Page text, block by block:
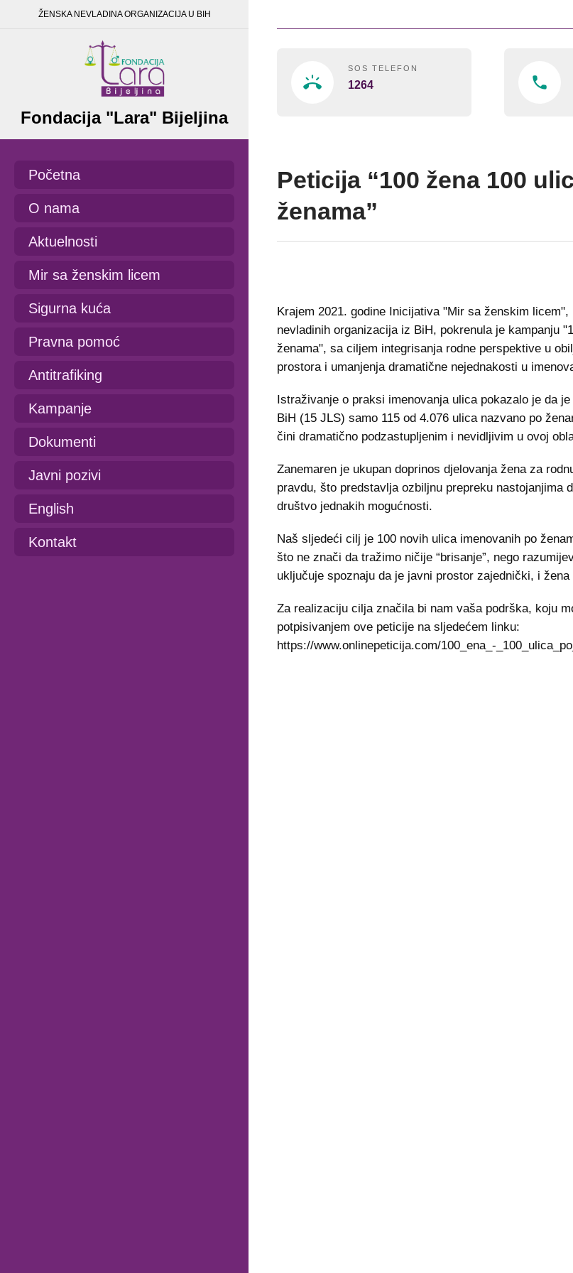
SOS TELEFON
1264
ŽENSKA NEVLADINA ORGANIZACIJA U BIH
Fondacija "Lara" Bijeljina
Početna
O nama
Aktuelnosti
Mir sa ženskim licem
Sigurna kuća
Pravna pomoć
Antitrafiking
Kampanje
Dokumenti
Javni pozivi
English
Kontakt
Peticija “100 žena 100
ženama”
Krajem 2021. godine Inicijativa "Mir sa ženskim
nevladinih organizacija iz BiH, pokrenula je kampanju
ženama", sa ciljem integrisanja rodne perspektive u
prostora i umanjenja dramatične nejednakosti u
Istraživanje o praksi imenovanja ulica pokazalo je da
BiH (15 JLS) samo 115 od 4.076 ulica nazvano po
čini dramatično podzastupljenim i nevidljivim u ovoj
Zanemaren je ukupan doprinos djelovanja žena za
pravdu, što predstavlja ozbiljnu prepreku nastojanjima
društvo jednakih mogućnosti.
Naš sljedeći cilj je 100 novih ulica imenovanih po
što ne znači da tražimo ničije “brisanje”, nego
uključuje spoznaju da je javni prostor zajednički, i
Za realizaciju cilja značila bi nam vaša podrška, koju
potpisivanjem ove peticije na sljedećem linku:
https://www.onlinepeticija.com/100_ena_-